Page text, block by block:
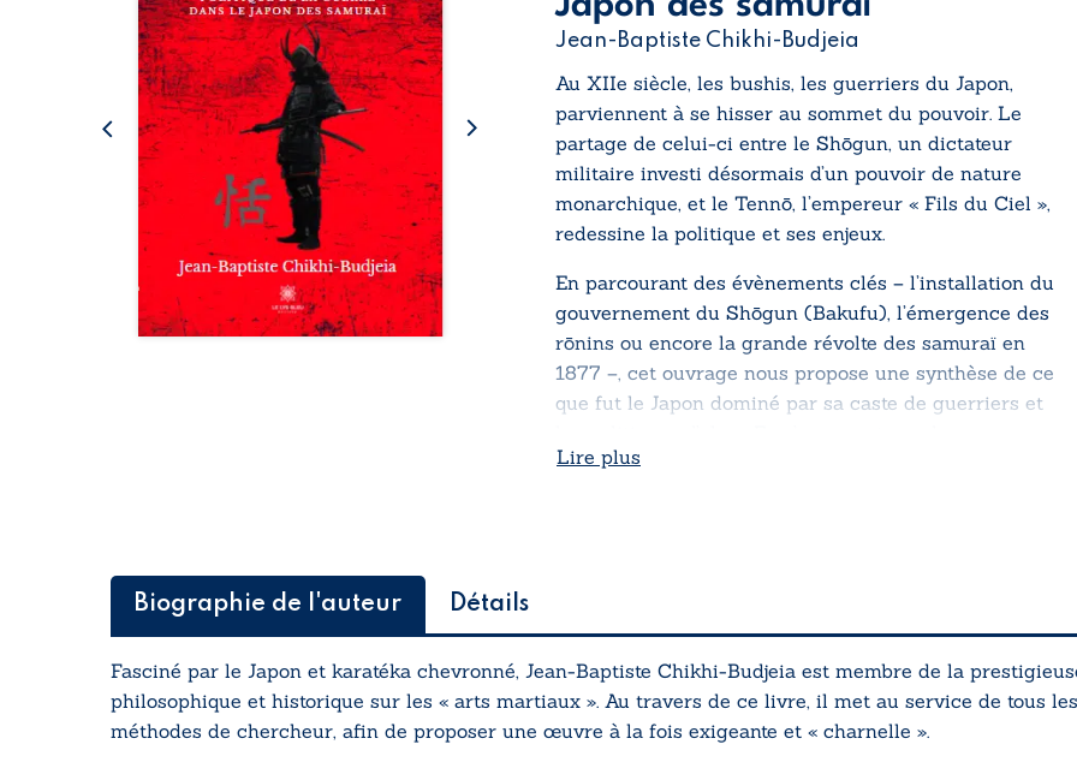
Jean-Baptiste Chikhi-Budjeia
Au XIIe siècle, les bushis, les guerriers du Japon,
parviennent à se hisser au sommet du pouvoir. Le
partage de celui-ci entre le Shōgun, un dictateur
militaire investi désormais d’un pouvoir de nature
monarchique, et le Tennō, l’empereur « Fils du Ciel »,
redessine la politique et ses enjeux.
En parcourant des évènements clés – l’installation du
gouvernement du Shōgun (Bakufu), l’émergence des
rōnins ou encore la grande révolte des samuraï en
1877 –, cet ouvrage nous propose une synthèse de ce
que fut le Japon dominé par sa caste de guerriers et
de la littérature médiévale, sur la pensée de guerriers
lecteur galope derrière Tameyoshi ou s’embarque sur
Hokkaïdō avec Jules Brunet.
Lire plus
Biographie de l'auteur Détails
Fasciné par le Japon et karatéka chevronné, Jean-Baptiste Chikhi-Budjeia est membre de la
philosophique et historique sur les « arts martiaux ». Au travers de ce livre, il met au service de tous
méthodes de chercheur, afin de proposer une œuvre à la fois exigeante et « charnelle ».